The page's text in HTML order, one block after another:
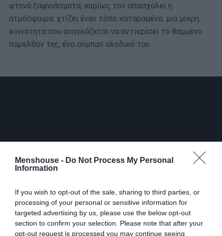
Menshouse - Do Not Process My Personal
Information
If you wish to opt-out of the sale, sharing to third parties, or
processing of your personal or sensitive information for
targeted advertising by us, please use the below opt-out
section to confirm your selection. Please note that after your
opt-out request is processed you may continue seeing
φτηνά ξαφνιάσματα, κυρίως τον απασχολεί η
ατμόσφαιρα: χτίζει έναν τόπο καταραμένο, μια μικρή
κοινότητα που αναγκάζεται να αντικρίσει το θαμμένο
παρελθόν της, ένα σύμπαν ολοδικό του.
Η υπόθεση εκτυλίσσεται σε μια παραθαλάσσια πόλη που